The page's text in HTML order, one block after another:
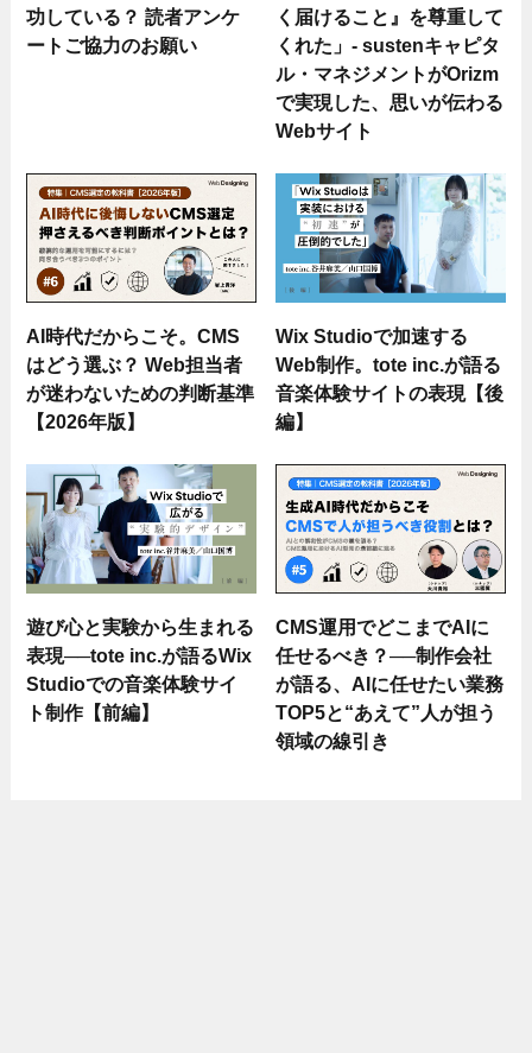
功している？ 読者アンケ
ートご協力のお願い
く届けること』を尊重して
くれた」- sustenキャピタ
ル・マネジメントがOrizm
で実現した、思いが伝わる
Webサイト
AI時代だからこそ。CMS
はどう選ぶ？ Web担当者
が迷わないための判断基準
【2026年版】
Wix Studioで加速する
Web制作。tote inc.が語る
音楽体験サイトの表現【後
編】
遊び心と実験から生まれる
表現──tote inc.が語るWix
Studioでの音楽体験サイ
ト制作【前編】
CMS運用でどこまでAIに
任せるべき？──制作会社
が語る、AIに任せたい業務
TOP5と“あえて”人が担う
領域の線引き